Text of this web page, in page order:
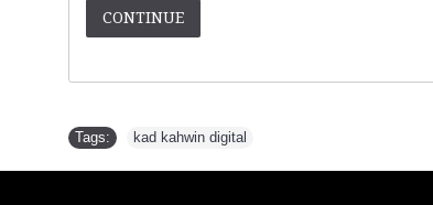
CONTINUE
Tags: kad kahwin digital